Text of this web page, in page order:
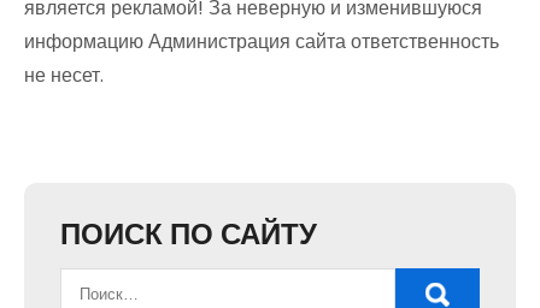
является рекламой! За неверную и изменившуюся
информацию Администрация сайта ответственность
не несет.
ПОИСК ПО САЙТУ